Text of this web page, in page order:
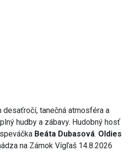
desaťročí, tanečná atmosféra a
hudby a zábavy. Hudobný hosť
Beáta Dubasová. Oldies
na Zámok Vígľaš 14.8.2026